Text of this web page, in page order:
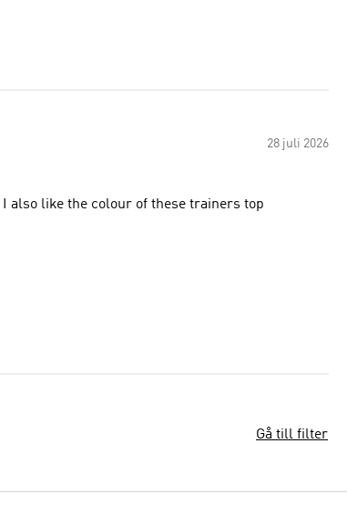
28 juli 2026
also like the colour of these trainers top
Gå till filter